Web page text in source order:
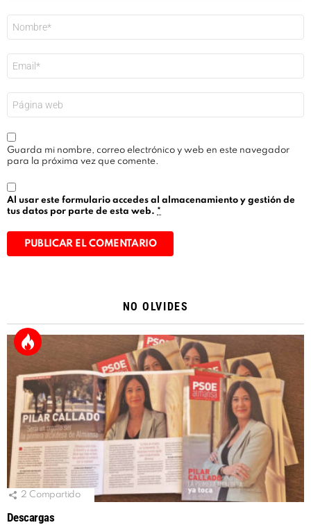
electrónico
*
Guarda mi nombre, correo electrónico y web en este navegador
para la próxima vez que comente.
Al usar este formulario accedes al almacenamiento y gestión de
tus datos por parte de esta web. *
NO OLVIDES
2 Compartido
Descargas